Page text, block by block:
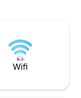
Profitez d'un bar
d'une cuisine de
jeux à couper le souffle. À
une vaste
le luxe de la
Wifi